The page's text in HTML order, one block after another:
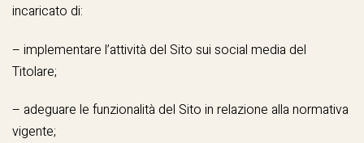
incaricato di:
– implementare l’attività del Sito sui social media del
Titolare;
– adeguare le funzionalità del Sito in relazione alla normativa
vigente;